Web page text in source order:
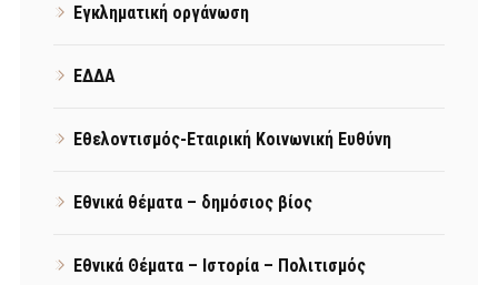
Εγκληματική οργάνωση
ΕΔΔΑ
Εθελοντισμός-Εταιρική Κοινωνική Ευθύνη
Εθνικά θέματα – δημόσιος βίος
Εθνικά Θέματα – Ιστορία – Πολιτισμός